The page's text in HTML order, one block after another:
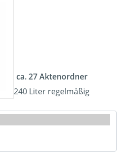
ca. 27 Aktenordner
240 Liter regelmäßig